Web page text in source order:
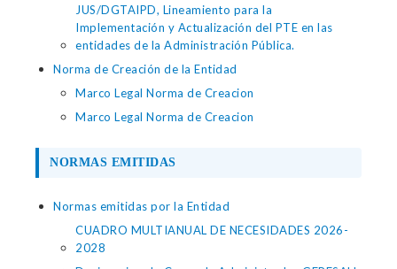
JUS/DGTAIPD, Lineamiento para la
Implementación y Actualización del PTE en las
entidades de la Administración Pública.
Norma de Creación de la Entidad
Marco Legal Norma de Creacion
Marco Legal Norma de Creacion
NORMAS EMITIDAS
Normas emitidas por la Entidad
CUADRO MULTIANUAL DE NECESIDADES 2026-
2028